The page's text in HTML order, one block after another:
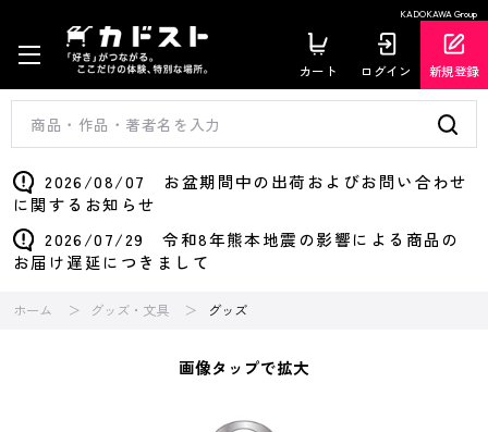
KADOKAWA Group
カート ログイン 新規登録
2026/08/07 お盆期間中の出荷およびお問い合わせ
に関するお知らせ
2026/07/29 令和8年熊本地震の影響による商品の
お届け遅延につきまして
ホーム グッズ・文具 グッズ
画像タップで拡大